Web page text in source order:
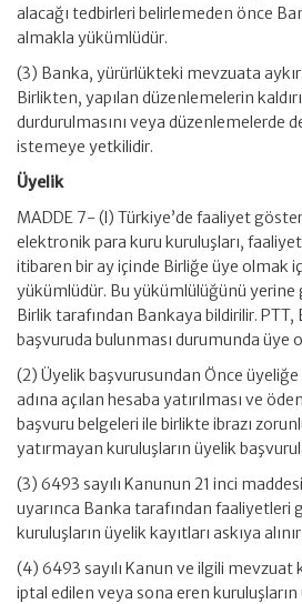
alacağı tedbirleri belirlemeden önce
almakla yükümlüdür.
(3) Banka, yürürlükteki mevzuata
Birlikten, yapılan düzenlemelerin
durdurulmasını veya düzenlemelerde
istemeye yetkilidir.
Üyelik
MADDE 7- (l) Türkiye’de faaliyet
elektronik para kuru kuruluşları,
itibaren bir ay içinde Birliğe üye olmak
yükümlüdür. Bu yükümlülüğünü
Birlik tarafından Bankaya bildirilir.
başvuruda bulunması durumunda üye
(2) Üyelik başvurusundan Önce
adına açılan hesaba yatırılması ve
başvuru belgeleri ile birlikte ibrazı
yatırmayan kuruluşların üyelik
(3) 6493 sayılı Kanunun 21 inci
uyarınca Banka tarafından faaliyetleri
kuruluşların üyelik kayıtları askıya
(4) 6493 sayılı Kanun ve ilgili mevzuat
iptal edilen veya sona eren kuruluşların